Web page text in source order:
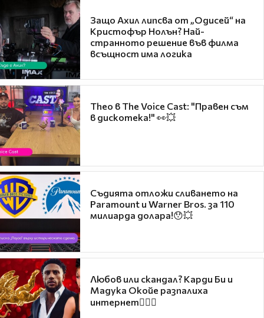
Защо Ахил липсва от „Одисей“ на
Кристофър Нолън? Най-
странното решение във филма
всъщност има логика
Theo в The Voice Cast: "Правен съм
в дискотека!" 👀💥
Съдията отложи сливането на
Paramount и Warner Bros. за 110
милиарда долара!😯💥
Любов или скандал? Карди Би и
Мадука Окойе разпалиха
интернет❤️‍🔥🔥